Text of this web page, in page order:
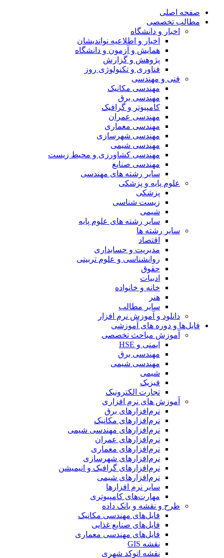
صفحه اصلی
مطالب تخصصی
اخبار و دانشگاه
اخبار و اطلاعیه نواندیشان
همایش و آزمون و دانشگاه
پژوهش و گزارش
فناوری و تکنولوژی روز
فنی و مهندسی
مهندسی مکانیک
مهندسی برق
کامپیوتر و گرافیک
مهندسی عمران
مهندسی معماری
مهندسی شهرسازی
مهندسی شیمی
مهندسی کشاورزی و محیط زیست
مهندسی صنایع
سایر رشته های مهندسی
علوم پایه و پزشکی
پزشکی
زیست شناسی
شیمی
سایر رشته های علوم پایه
سایر رشته ها
اقتصاد
مدیریت و حسابداری
روانشناسی و علوم تربیتی
حقوق
ادبیات
خانه و خانواده
هنر
سایر مطالب
دانلود و آموزش نرم افزار
فایل‌ها و دوره های آموزشی
آموزش مباحث تخصصی
ایمنی و HSE
مهندسی برق
مهندسی شیمی
شیمی
فیزیک
تجارت الکترونیک
آموزش های نرم افزاری
نرم‌افزارهای برق
نرم‌افزارهای مکانیک
نرم‌افزارهای مهندسی شیمی
نرم‌افزارهای عمران
نرم‌افزارهای معماری
نرم‌افزارهای شهرسازی
نرم‌افزارهای گرافیک و انیمیشن
نرم‌افزارهای شیمی
سایر نرم افزارها
مهارت‌های کامپیوتری
طرح و نقشه و بانک داده
فایل‌های مهندسی مکانیک
فایل‌های صنایع غذایی
فایل‌های مهندسی معماری
نقشه GIS
نقشه اتوکد شهری